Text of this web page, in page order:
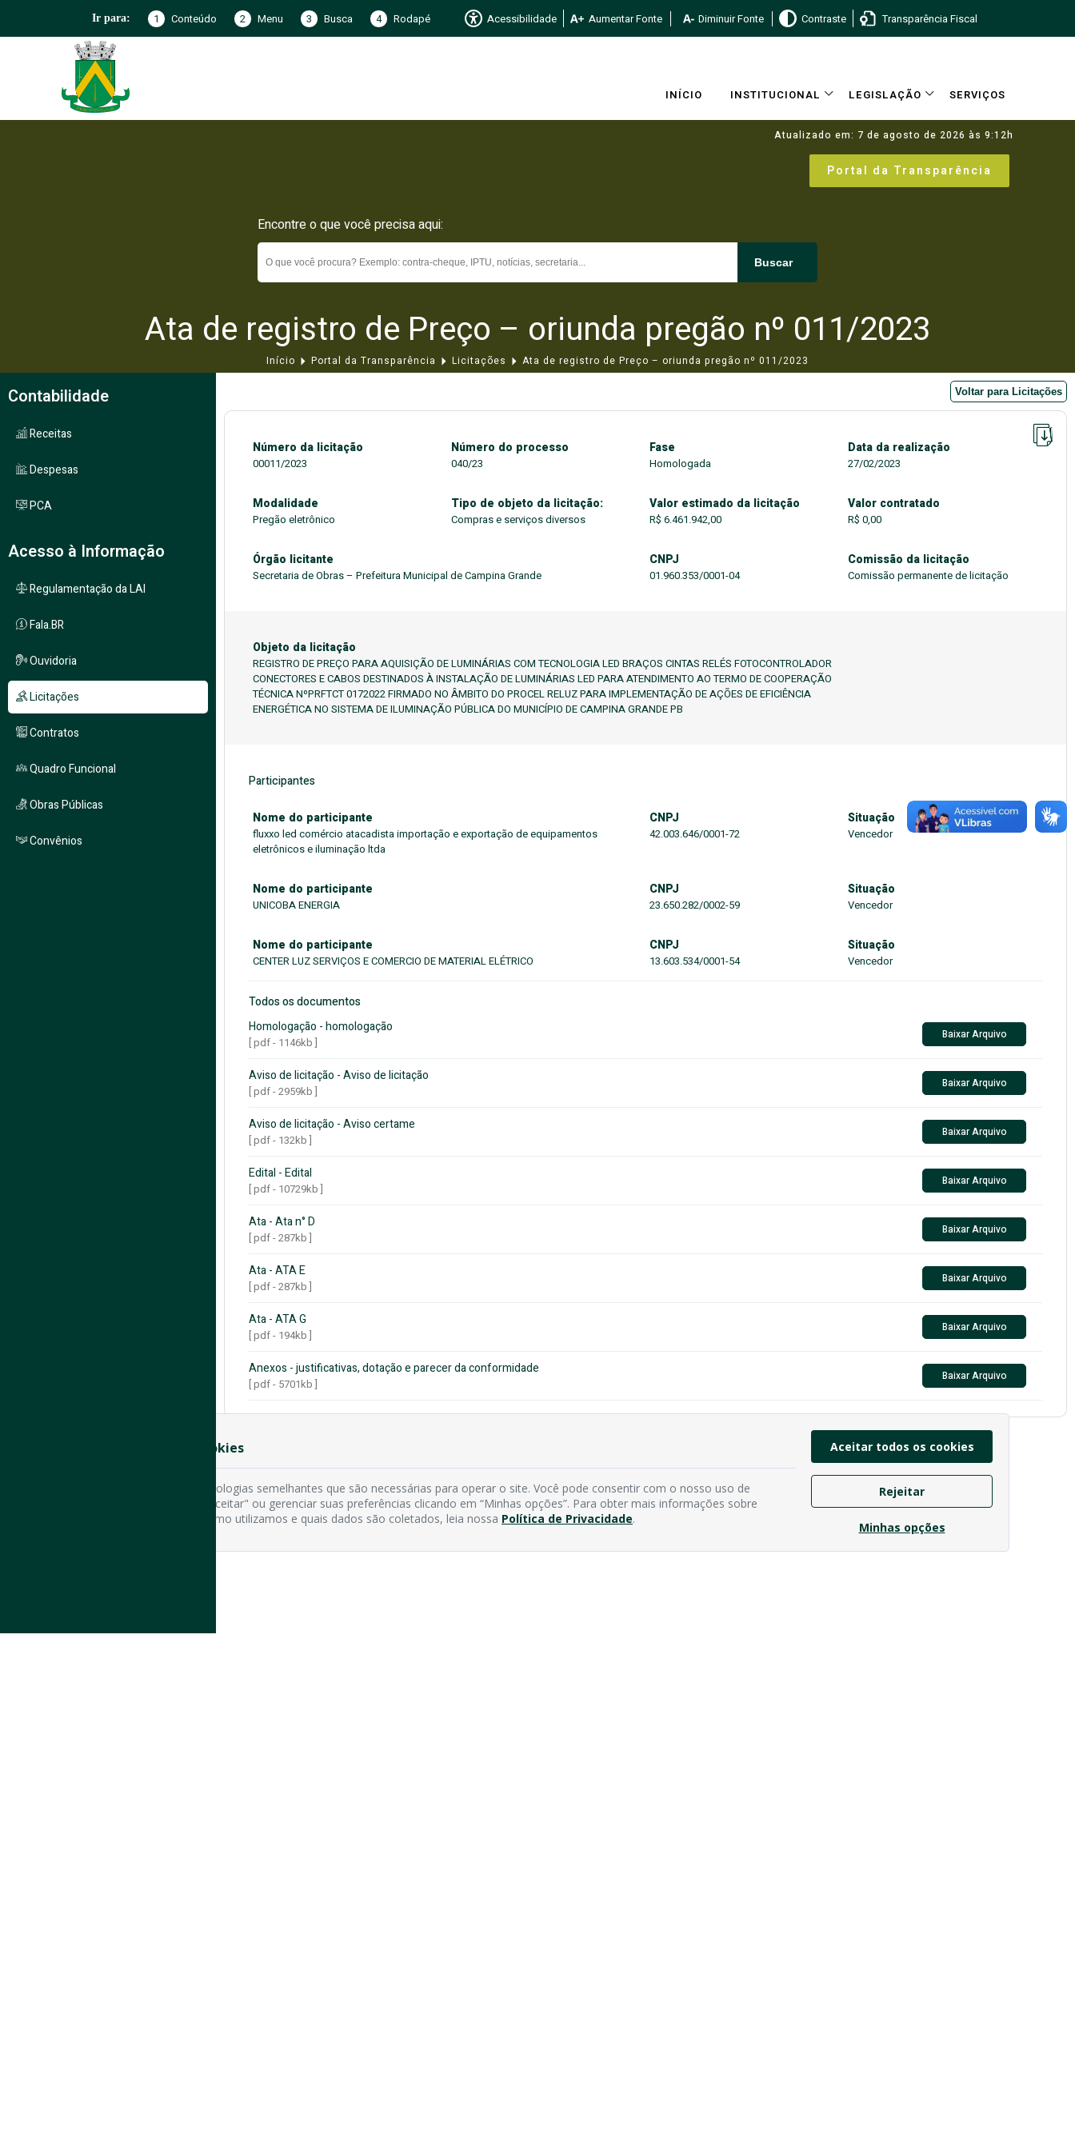
Ir para: 1 Conteúdo 2 Menu 3 Busca 4 Rodapé Acessibilidade Aumentar Fonte Diminuir Fonte Contraste Transparência Fiscal
INÍCIO INSTITUCIONAL LEGISLAÇÃO SERVIÇOS
Atualizado em: 7 de agosto de 2026 às 9:12h
Portal da Transparência
Encontre o que você precisa aqui:
Buscar
Ata de registro de Preço – oriunda pregão nº 011/2023
Início Portal da Transparência Licitações Ata de registro de Preço – oriunda pregão nº 011/2023
Contabilidade
Receitas
Despesas
PCA
Acesso à Informação
Regulamentação da LAI
Fala.BR
Ouvidoria
Licitações
Contratos
Quadro Funcional
Obras Públicas
Convênios
Voltar para Licitações
Número da licitação
00011/2023
Número do processo
040/23
Fase
Homologada
Data da realização
27/02/2023
Modalidade
Pregão eletrônico
Tipo de objeto da licitação:
Compras e serviços diversos
Valor estimado da licitação
R$ 6.461.942,00
Valor contratado
R$ 0,00
Órgão licitante
Secretaria de Obras – Prefeitura Municipal de Campina Grande
CNPJ
01.960.353/0001-04
Comissão da licitação
Comissão permanente de licitação
Objeto da licitação
REGISTRO DE PREÇO PARA AQUISIÇÃO DE LUMINÁRIAS COM TECNOLOGIA LED BRAÇOS CINTAS RELÉS FOTOCONTROLADOR
CONECTORES E CABOS DESTINADOS À INSTALAÇÃO DE LUMINÁRIAS LED PARA ATENDIMENTO AO TERMO DE COOPERAÇÃO
TÉCNICA NºPRFTCT 0172022 FIRMADO NO ÂMBITO DO PROCEL RELUZ PARA IMPLEMENTAÇÃO DE AÇÕES DE EFICIÊNCIA
ENERGÉTICA NO SISTEMA DE ILUMINAÇÃO PÚBLICA DO MUNICÍPIO DE CAMPINA GRANDE PB
Participantes
Nome do participante
fluxxo led comércio atacadista importação e exportação de equipamentos
eletrônicos e iluminação ltda
CNPJ
42.003.646/0001-72
Situação
Vencedor
Nome do participante
UNICOBA ENERGIA
CNPJ
23.650.282/0002-59
Situação
Vencedor
Nome do participante
CENTER LUZ SERVIÇOS E COMERCIO DE MATERIAL ELÉTRICO
CNPJ
13.603.534/0001-54
Situação
Vencedor
Todos os documentos
Homologação - homologação
[ pdf - 1146kb ]
Baixar Arquivo
Aviso de licitação - Aviso de licitação
[ pdf - 2959kb ]
Baixar Arquivo
Aviso de licitação - Aviso certame
[ pdf - 132kb ]
Baixar Arquivo
Edital - Edital
[ pdf - 10729kb ]
Baixar Arquivo
Ata - Ata n° D
[ pdf - 287kb ]
Baixar Arquivo
Ata - ATA E
[ pdf - 287kb ]
Baixar Arquivo
Ata - ATA G
[ pdf - 194kb ]
Baixar Arquivo
Anexos - justificativas, dotação e parecer da conformidade
[ pdf - 5701kb ]
Baixar Arquivo
Preferência de Cookies
Usamos cookies e tecnologias semelhantes que são necessárias para operar o site. Você pode consentir com o nosso uso de
cookies clicando em "Aceitar" ou gerenciar suas preferências clicando em “Minhas opções”. Para obter mais informações sobre
os tipos de cookies, como utilizamos e quais dados são coletados, leia nossa Política de Privacidade.
Aceitar todos os cookies
Rejeitar
Minhas opções